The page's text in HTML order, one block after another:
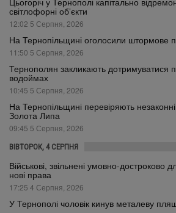
Цьогоріч у Тернополі капітально
світлофорні об’єкти
12:02 5 Серпня, 2026
На Тернопільщині оголосили штормове
11:50 5 Серпня, 2026
Тернополян закликають дотримуватися
водоймах
10:45 5 Серпня, 2026
На Тернопільщині перевіряють
Золота Липа
09:45 5 Серпня, 2026
ВІВТОРОК, 4 СЕРПНЯ
Військові, звільнені умовно-достроково
нові права
17:25 4 Серпня, 2026
У Тернополі чоловік кинув металеву